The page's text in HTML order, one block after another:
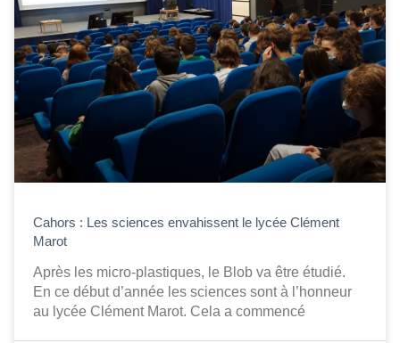
Cahors : Les sciences envahissent le lycée Clément
Marot
Après les micro-plastiques, le Blob va être étudié.
En ce début d’année les sciences sont à l’honneur
au lycée Clément Marot. Cela a commencé